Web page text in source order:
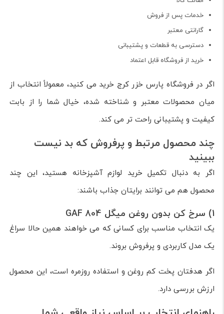
خدمات پس از فروش
گارانتی معتبر
دسترسی به قطعات و پشتیبانی
خرید از فروشگاه قابل اعتماد
اگر در فروشگاه پارس خزر کرج خرید می کنید، معمولاً انتخاب از
میان محصولات معتبر و شناخته شده، خیال شما را از بابت
کیفیت و پشتیبانی راحت تر می کند.
چند محصول مرتبط و پرفروش که بد نیست
ببینید
اگر به دنبال تکمیل خرید لوازم آشپزخانه هستید، این چند
محصول هم می توانند برایتان جذاب باشند:
1) سرخ کن بدون روغن میگل GAF 804
یک انتخاب مناسب برای کسانی که می خواهند همین حالا سراغ
یک مدل کاربردی و پرفروش بروند.
اگر هدفتان پخت کم روغن و استفاده روزمره است، این محصول
ارزش بررسی دارد.